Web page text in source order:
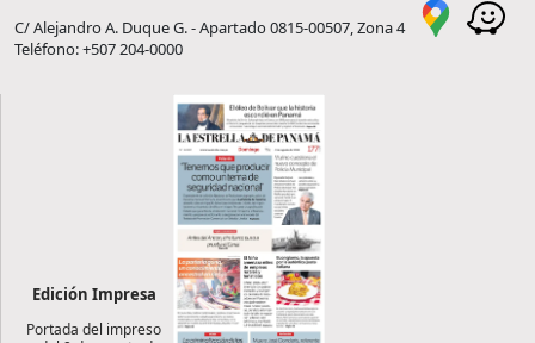
C/ Alejandro A. Duque G. - Apartado 0815-00507, Zona 4
Teléfono: +507 204-0000
Edición Impresa
Portada del impreso